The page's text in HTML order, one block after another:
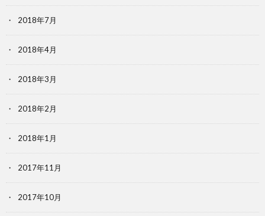
2018年7月
2018年4月
2018年3月
2018年2月
2018年1月
2017年11月
2017年10月